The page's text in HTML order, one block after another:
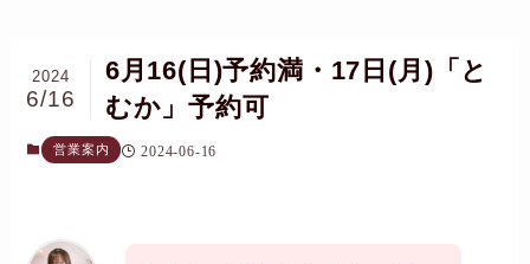
6月16(日)予約満・17日(月)「と
むか」予約可
2024
6/16
営業案内 2024-06-16